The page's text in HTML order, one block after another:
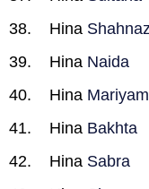
Hina
Hina Naida
Hina Mariyam
Hina Bakhta
Hina Sabra